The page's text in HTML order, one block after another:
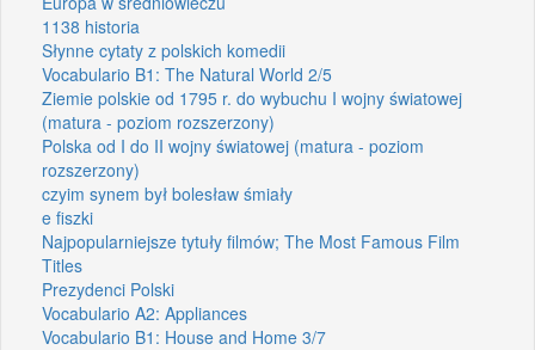
1138 historia
Słynne cytaty z polskich komedii
Vocabulario B1: The Natural World 2/5
Ziemie polskie od 1795 r. do wybuchu I wojny światowej
(matura - poziom rozszerzony)
Polska od I do II wojny światowej (matura - poziom
rozszerzony)
czyim synem był bolesław śmiały
e fiszki
Najpopularniejsze tytuły filmów; The Most Famous Film
Titles
Prezydenci Polski
Vocabulario A2: Appliances
Vocabulario B1: House and Home 3/7